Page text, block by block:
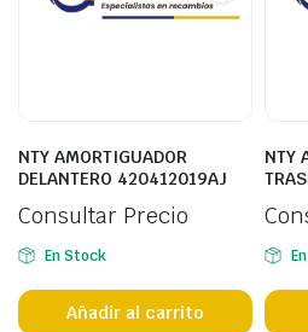
NTY AMORTIGUADOR
DELANTERO 420412019AJ
Consultar Precio
En Stock
Añadir al carrito
NTY